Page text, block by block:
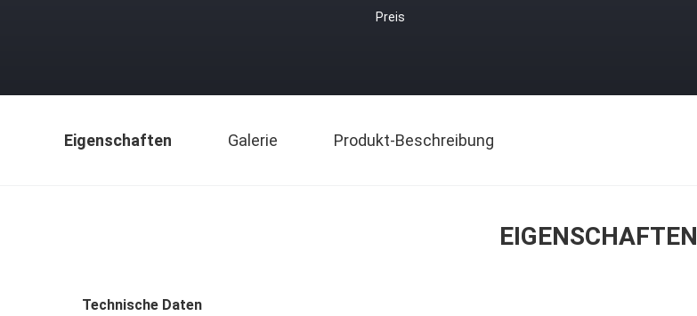
Preis
Eigenschaften Galerie Produkt-Beschreibung
EIGENSCHAFTEN
Technische Daten